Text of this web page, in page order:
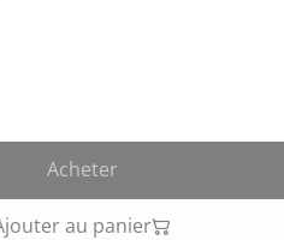
Acheter
au panier